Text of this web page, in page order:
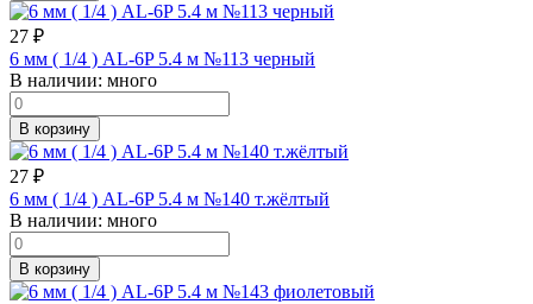
27 ₽
6 мм ( 1/4 ) AL-6P 5.4 м №113 черный
В наличии: много
В корзину
27 ₽
6 мм ( 1/4 ) AL-6P 5.4 м №140 т.жёлтый
В наличии: много
В корзину